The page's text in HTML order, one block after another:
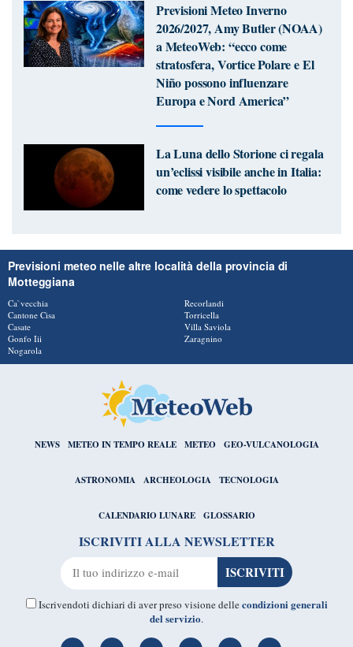
Previsioni Meteo Inverno
2026/2027, Amy Butler (NOAA)
a MeteoWeb: “ecco come
stratosfera, Vortice Polare e El
Niño possono influenzare
Europa e Nord America”
La Luna dello Storione ci regala
un’eclissi visibile anche in Italia:
come vedere lo spettacolo
Previsioni meteo nelle altre località della provincia di
Motteggiana
Ca`vecchia
Cantone Cisa
Casate
Gonfo Iii
Nogarola
Recorlandi
Torricella
Villa Saviola
Zaragnino
NEWS METEO IN TEMPO REALE METEO GEO-VULCANOLOGIA
ASTRONOMIA ARCHEOLOGIA TECNOLOGIA
CALENDARIO LUNARE GLOSSARIO
ISCRIVITI ALLA NEWSLETTER
Iscrivendoti dichiari di aver preso visione dellecondizioni generali
del servizio.